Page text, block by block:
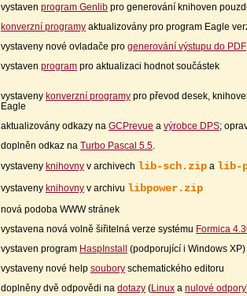
vystaven program Genlib pro generování knihoven
konverzní programy aktualizovány pro program Eagle
vystaveny nové ovladače pro generování výstupu do PDF
vystaven program pro aktualizaci hodnot součástek
vystaveny konverzní programy pro převod desek,
Eagle
aktualizovány odkazy na GCPrevue a výrobce DPS;
doplněn odkaz na Turbo Pascal 5.5
vystaveny knihovny v archivech lib-sch.zip a lib-
vystaveny knihovny v archivu libpower.zip
nová podoba WWW stránek
vystavena nová volně šiřitelná verze systému Formica
vystaven program HaspInstall (podporující i Windows XP)
vystaveny nové help soubory schematického editoru
doplněny dvě odpovědi na dotazy (Linux a nulové odpory